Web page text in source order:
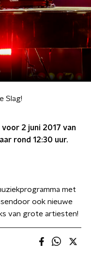
Slag!
voor 2 juni 2017 van
rond 12:30 uur.
met
ook nieuwe
van grote artiesten!